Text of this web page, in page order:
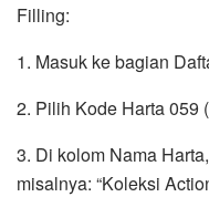
Filling:
1. Masuk ke bagian
2. Pilih Kode Harta 059
3. Di kolom Nama
misalnya: “Koleksi